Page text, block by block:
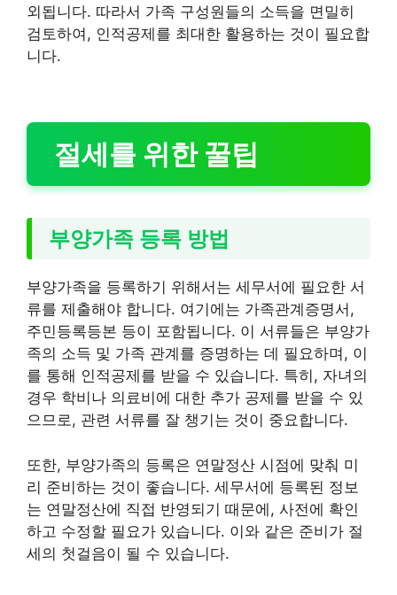
외됩니다. 따라서 가족 구성원들의 소득을 면밀히
검토하여, 인적공제를 최대한 활용하는 것이 필요합
니다.
절세를 위한 꿀팁
부양가족 등록 방법
부양가족을 등록하기 위해서는 세무서에 필요한 서
류를 제출해야 합니다. 여기에는 가족관계증명서,
주민등록등본 등이 포함됩니다. 이 서류들은 부양가
족의 소득 및 가족 관계를 증명하는 데 필요하며, 이
를 통해 인적공제를 받을 수 있습니다. 특히, 자녀의
경우 학비나 의료비에 대한 추가 공제를 받을 수 있
으므로, 관련 서류를 잘 챙기는 것이 중요합니다.
또한, 부양가족의 등록은 연말정산 시점에 맞춰 미
리 준비하는 것이 좋습니다. 세무서에 등록된 정보
는 연말정산에 직접 반영되기 때문에, 사전에 확인
하고 수정할 필요가 있습니다. 이와 같은 준비가 절
세의 첫걸음이 될 수 있습니다.